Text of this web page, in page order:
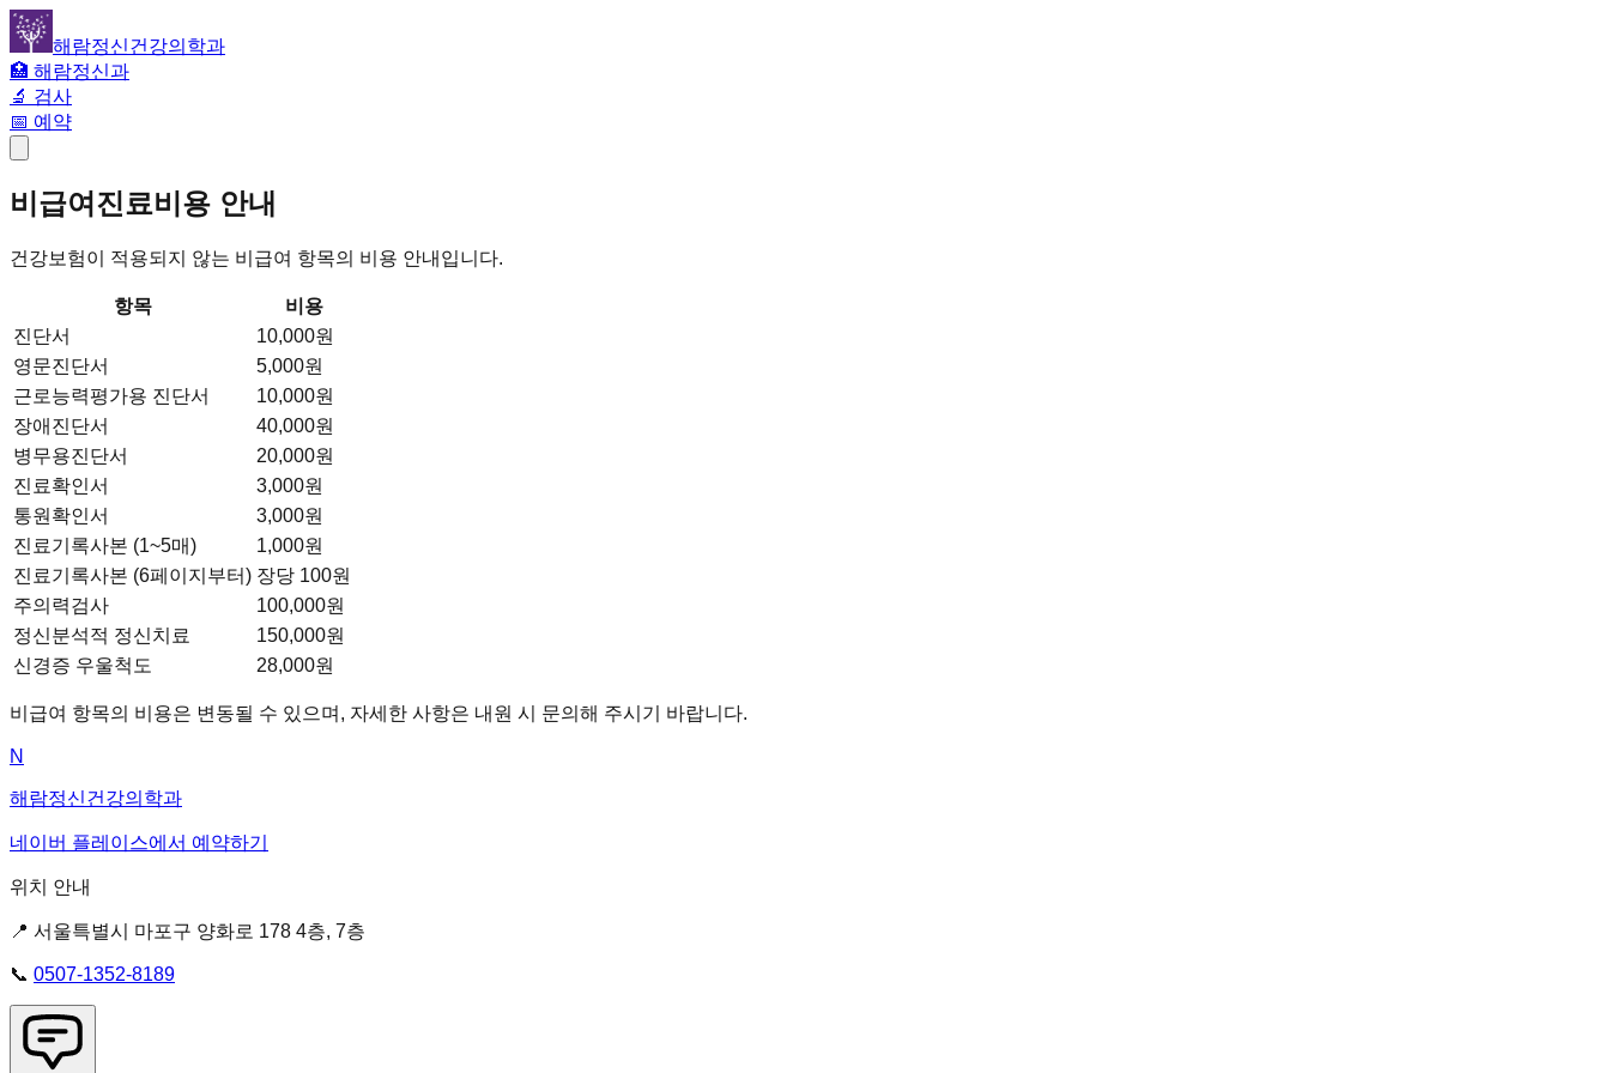
해람정신건강의학과
🏥 해람정신과
🔬 검사
📅 예약
비급여진료비용 안내
건강보험이 적용되지 않는 비급여 항목의 비용 안내입니다.
항목
비용
진단서
10,000원
영문진단서
5,000원
근로능력평가용 진단서
10,000원
장애진단서
40,000원
병무용진단서
20,000원
진료확인서
3,000원
통원확인서
3,000원
진료기록사본 (1~5매)
1,000원
진료기록사본 (6페이지부터) 장당 100원
주의력검사
100,000원
정신분석적 정신치료
150,000원
신경증 우울척도
28,000원
비급여 항목의 비용은 변동될 수 있으며, 자세한 사항은 내원 시 문의해 주시기 바랍니다.
N
해람정신건강의학과
네이버 플레이스에서 예약하기
위치 안내
📍 서울특별시 마포구 양화로 178 4층, 7층
📞 0507-1352-8189